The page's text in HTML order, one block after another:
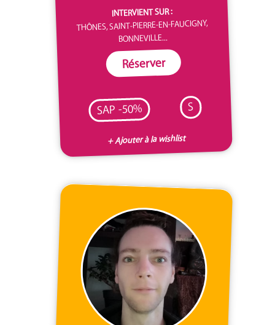
INTERVIENT SUR :
THÔNES, SAINT-PIERRE-EN-FAUCIGNY,
BONNEVILLE...
Réserver
SAP -50% S
+ Ajouter à la wishlist